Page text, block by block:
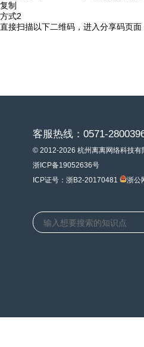
复制
方式2
直接扫描以下二维码，进入分享码页
客服热线：0571-
© 2012-2026 杭州离离网络科技有
浙ICP备19052636号
ICP证号：浙B2-20170481
浙公